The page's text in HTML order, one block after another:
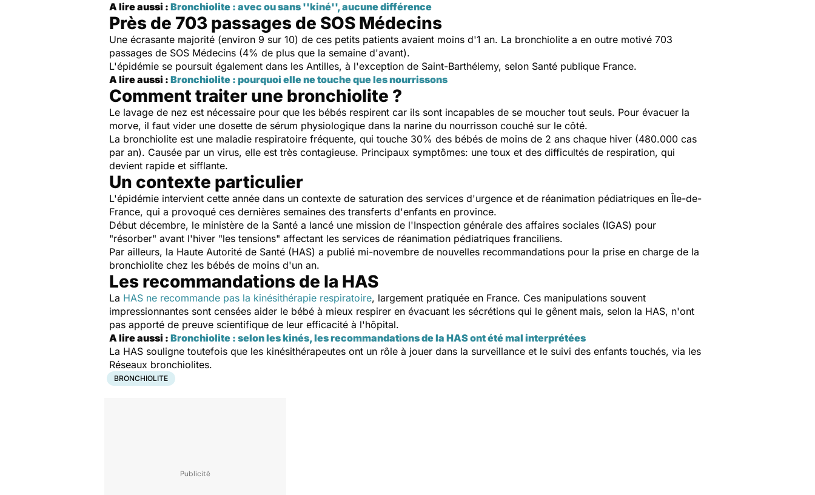
A lire aussi : Bronchiolite : avec ou sans ''kiné'', aucune différence
Près de 703 passages de SOS Médecins
Une écrasante majorité (environ 9 sur 10) de ces petits patients avaient moins d'1 an. La bronchiolite a en outre motivé 703
passages de SOS Médecins (4% de plus que la semaine d'avant).
L'épidémie se poursuit également dans les Antilles, à l'exception de Saint-Barthélemy, selon Santé publique France.
A lire aussi : Bronchiolite : pourquoi elle ne touche que les nourrissons
Comment traiter une bronchiolite ?
Le lavage de nez est nécessaire pour que les bébés respirent car ils sont incapables de se moucher tout seuls. Pour évacuer la
morve, il faut vider une dosette de sérum physiologique dans la narine du nourrisson couché sur le côté.
La bronchiolite est une maladie respiratoire fréquente, qui touche 30% des bébés de moins de 2 ans chaque hiver (480.000 cas
par an). Causée par un virus, elle est très contagieuse. Principaux symptômes: une toux et des difficultés de respiration, qui
devient rapide et sifflante.
Un contexte particulier
L'épidémie intervient cette année dans un contexte de saturation des services d'urgence et de réanimation pédiatriques en Île-de-
France, qui a provoqué ces dernières semaines des transferts d'enfants en province.
Début décembre, le ministère de la Santé a lancé une mission de l'Inspection générale des affaires sociales (IGAS) pour
"résorber" avant l'hiver "les tensions" affectant les services de réanimation pédiatriques franciliens.
Par ailleurs, la Haute Autorité de Santé (HAS) a publié mi-novembre de nouvelles recommandations pour la prise en charge de la
bronchiolite chez les bébés de moins d'un an.
Les recommandations de la HAS
La HAS ne recommande pas la kinésithérapie respiratoire, largement pratiquée en France. Ces manipulations souvent
impressionnantes sont censées aider le bébé à mieux respirer en évacuant les sécrétions qui le gênent mais, selon la HAS, n'ont
pas apporté de preuve scientifique de leur efficacité à l'hôpital.
A lire aussi : Bronchiolite : selon les kinés, les recommandations de la HAS ont été mal interprétées
La HAS souligne toutefois que les kinésithérapeutes ont un rôle à jouer dans la surveillance et le suivi des enfants touchés, via les
Réseaux bronchiolites.
BRONCHIOLITE